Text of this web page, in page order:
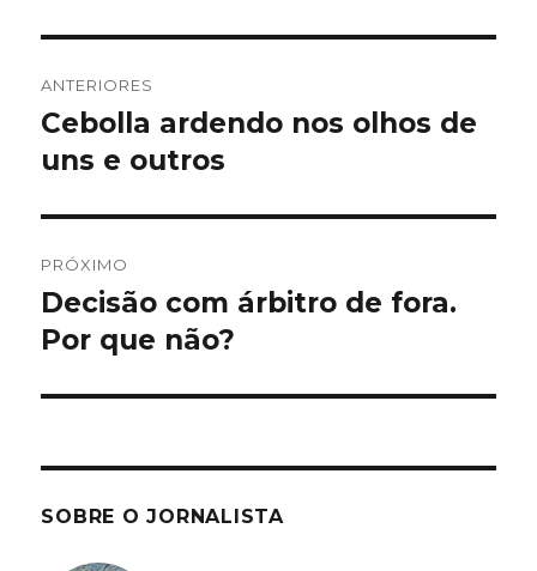
de
Post
ANTERIORES
Post
anterior:
Cebolla ardendo nos olhos de
uns e outros
PRÓXIMO
Próximo
post:
Decisão com árbitro de fora.
Por que não?
SOBRE O JORNALISTA